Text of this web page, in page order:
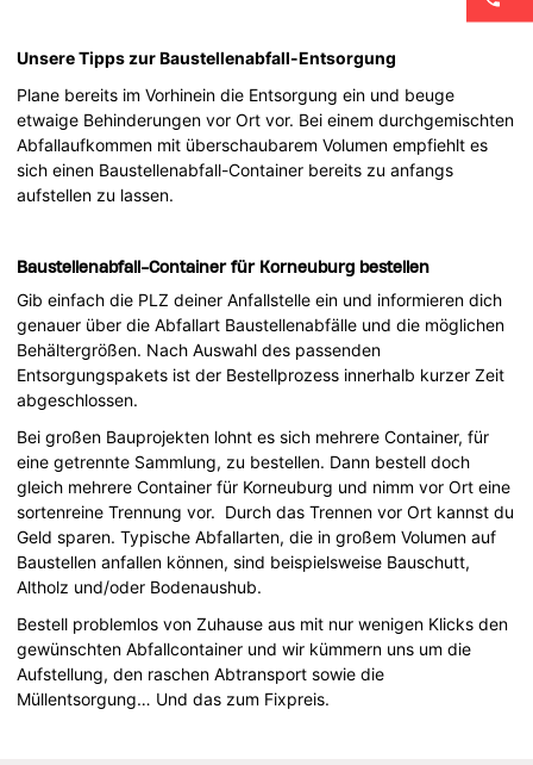
Unsere Tipps zur Baustellenabfall-Entsorgung
Plane bereits im Vorhinein die Entsorgung ein und beuge
etwaige Behinderungen vor Ort vor. Bei einem durchgemischten
Abfallaufkommen mit überschaubarem Volumen empfiehlt es
sich einen Baustellenabfall-Container bereits zu anfangs
aufstellen zu lassen.
Baustellenabfall-Container für Korneuburg bestellen
Gib einfach die PLZ deiner Anfallstelle ein und informieren dich
genauer über die Abfallart Baustellenabfälle und die möglichen
Behältergrößen. Nach Auswahl des passenden
Entsorgungspakets ist der Bestellprozess innerhalb kurzer Zeit
abgeschlossen.
Bei großen Bauprojekten lohnt es sich mehrere Container, für
eine getrennte Sammlung, zu bestellen. Dann bestell doch
gleich mehrere Container für Korneuburg und nimm vor Ort eine
sortenreine Trennung vor. Durch das Trennen vor Ort kannst du
Geld sparen. Typische Abfallarten, die in großem Volumen auf
Baustellen anfallen können, sind beispielsweise Bauschutt,
Altholz und/oder Bodenaushub.
Bestell problemlos von Zuhause aus mit nur wenigen Klicks den
gewünschten Abfallcontainer und wir kümmern uns um die
Aufstellung, den raschen Abtransport sowie die
Müllentsorgung… Und das zum Fixpreis.